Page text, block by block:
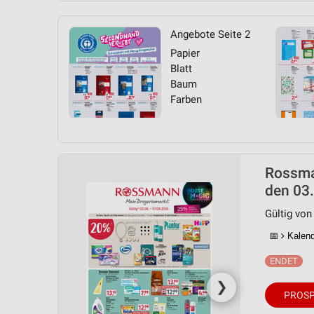
Angebote Seite 2
Papier
Blatt
Baum
Farben
❯
den
Gültig
📅